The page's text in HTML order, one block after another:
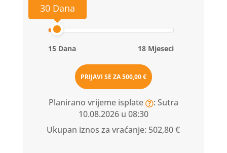
30 Dana
15 Dana 18 Mjeseci
PRIJAVI SE ZA500,00 €
Planirano vrijeme isplate
: Sutra
10.08.2026 u 08:30
Ukupan iznos za vraćanje: 502,80 €